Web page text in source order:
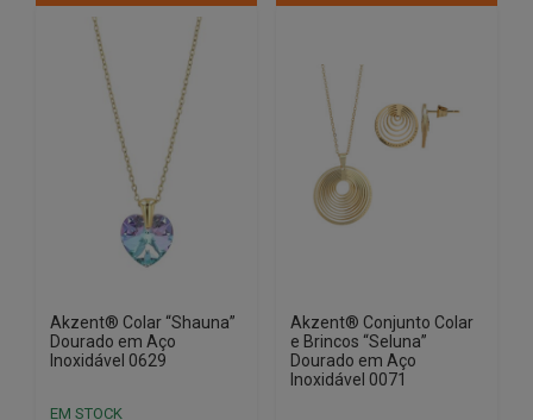
Akzent® Colar “Shauna”
Dourado em Aço
Inoxidável 0629
EM STOCK
Akzent® Conjunto Colar
e Brincos “Seluna”
Dourado em Aço
Inoxidável 0071